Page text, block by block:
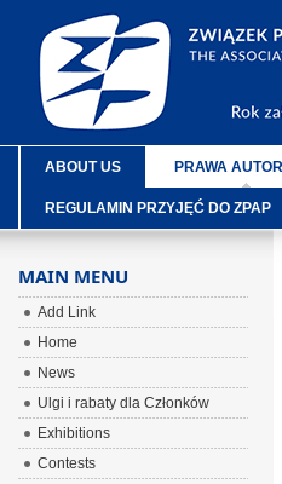
ABOUT US PRAWA
REGULAMIN PRZYJĘĆ DO ZPAP
MAIN MENU
Add Link
Home
News
Ulgi i rabaty dla Członków
Exhibitions
Contests